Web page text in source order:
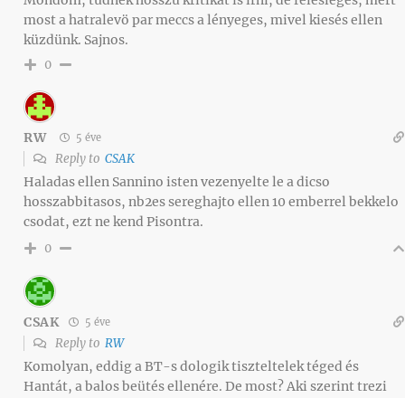
most a hatralevö par meccs a lényeges, mivel kiesés ellen
küzdünk. Sajnos.
0
RW 5 éve
Reply to CSAK
Haladas ellen Sannino isten vezenyelte le a dicso
hosszabbitasos, nb2es sereghajto ellen 10 emberrel bekkelo
csodat, ezt ne kend Pisontra.
0
CSAK 5 éve
Reply to RW
Komolyan, eddig a BT-s dologik tiszteltelek téged és
Hantát, a balos beütés ellenére. De most? Aki szerint trezi